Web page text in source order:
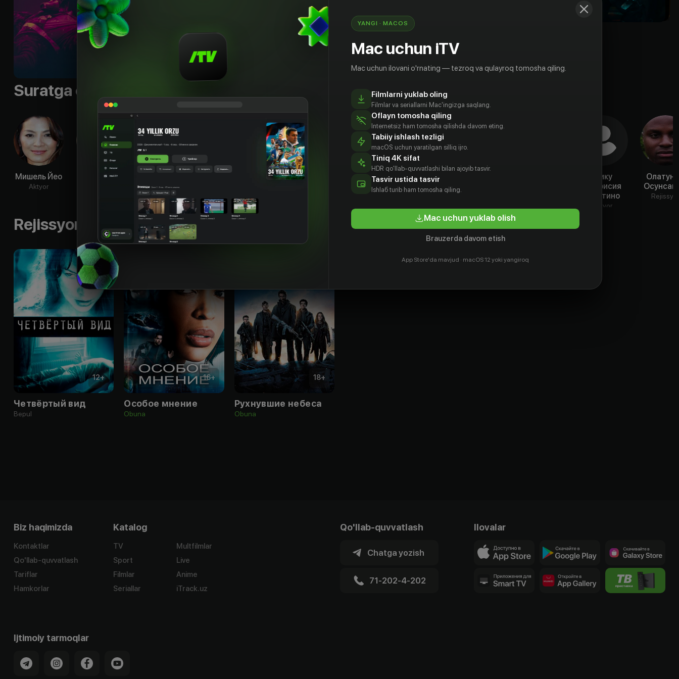
Suratga olish guruhi
Мишель Йео
Aktyor
Омари
Ричардсон
Aktyor
Кейси Рол
Райгрок
Джеймс
Хироюки
Гонсалес
Мику
Патрисия
Мартино
Aktyor
Rejissyor
Rejissyorning boshqa ishlari
12+
Четвёртый вид
Bepul
16+
Особое мнение
Obuna
18+
Рухнувшие небеса
Obuna
Biz haqimizda
Kontaktlar
Qo'llab-quvvatlash
Tariflar
Hamkorlar
Katalog
TV
Sport
Filmlar
Seriallar
Multfilmlar
Live
Anime
iTrack.uz
Qo'llab-quvvatlash
Chatga yozish
71-202-4-202
Ilovalar
Ijtimoiy tarmoqlar
YANGI · MACOS
Mac uchun iTV
Mac uchun ilovani o'rnating — tezroq va qulayroq tomosha qiling.
Filmlarni yuklab oling
Filmlar va seriallarni Mac'ingizga saqlang.
Oflayn tomosha qiling
Internetsiz ham tomosha qilishda davom eting.
Tabiiy ishlash tezligi
macOS uchun yaratilgan silliq ijro.
Tiniq 4K sifat
HDR qo'llab-quvvatlashi bilan ajoyib tasvir.
Tasvir ustida tasvir
Ishlаб turib ham tomosha qiling.
Mac uchun yuklab olish
Brauzerda davom etish
App Store'da mavjud · macOS 12 yoki yangiroq